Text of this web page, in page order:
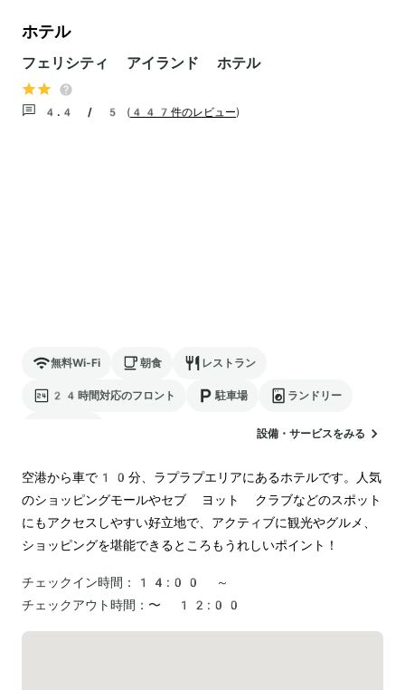
ホテル
フェリシティ アイランド ホテル
4.4 / 5 ( 447件のレビュー)
無料Wi-Fi 朝食 レストラン
24時間対応のフロント 駐車場 ランドリー
設備・サービスをみる
空港から車で10分、ラプラプエリアにあるホテルです。人気
のショッピングモールやセブ ヨット クラブなどのスポット
にもアクセスしやすい好立地で、アクティブに観光やグルメ、
ショッピングを堪能できるところもうれしいポイント！
チェックイン時間：
14:00 ～
チェックアウト時間： 〜 12:00